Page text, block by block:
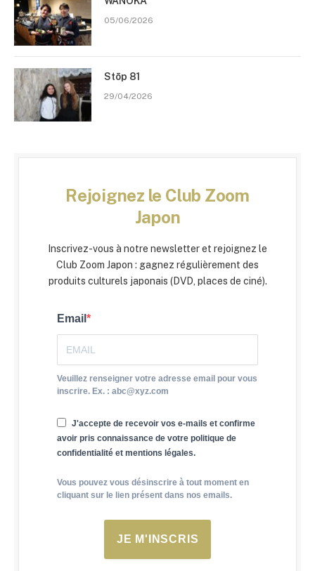
05/06/2026
Stōp 81
29/04/2026
Rejoignez le Club Zoom
Japon
Inscrivez-vous à notre newsletter et rejoignez le
Club Zoom Japon : gagnez régulièrement des
produits culturels japonais (DVD, places de ciné).
Email
Veuillez renseigner votre adresse email pour vous
inscrire. Ex. : abc@xyz.com
J'accepte de recevoir vos e-mails et confirme
avoir pris connaissance de votre politique de
confidentialité et mentions légales.
Vous pouvez vous désinscrire à tout moment en
cliquant sur le lien présent dans nos emails.
JE M'INSCRIS